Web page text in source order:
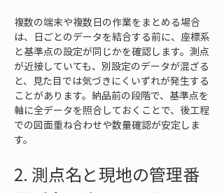
複数の端末や複数日の作業をまとめる場合
は、日ごとのデータを結合する前に、座標系
と基準点の設定が同じかを確認します。測点
が近接していても、別設定のデータが混ざる
と、見た目では気づきにくいずれが発生する
ことがあります。納品前の段階で、基準点を
軸に全データを照合しておくことで、後工程
での図面重ね合わせや数量確認が安定しま
す。
2. 測点名と現地の管理番